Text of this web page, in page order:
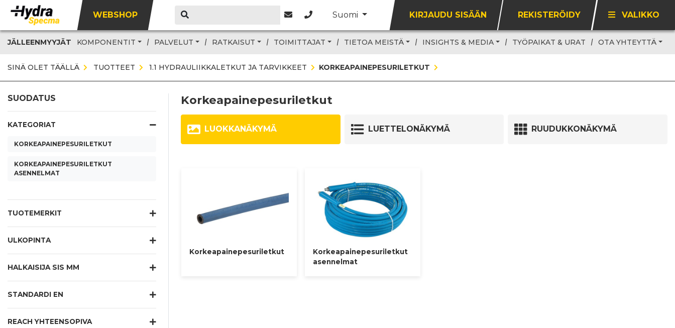
WEBSHOP Suomi KIRJAUDU SISÄÄN REKISTERÖIDY VALIKKO
JÄLLEENMYYJÄT KOMPONENTIT PALVELUT RATKAISUT TOIMITTAJAT TIETOA MEISTÄ INSIGHTS & MEDIA TYÖPAIKAT & URAT OTA YHTEYTTÄ
SINÄ OLET TÄÄLLÄ TUOTTEET 1.1 HYDRAULIIKKALETKUT JA TARVIKKEET KORKEAPAINEPESURILETKUT
SUODATUS
KATEGORIAT
KORKEAPAINEPESURILETKUT
KORKEAPAINEPESURILETKUT
ASENNELMAT
TUOTEMERKIT
ULKOPINTA
HALKAISIJA SIS MM
STANDARDI EN
REACH YHTEENSOPIVA
Korkeapainepesuriletkut
LUOKKANÄKYMÄ LUETTELONÄKYMÄ RUUDUKKONÄKYMÄ
Korkeapainepesuriletkut
Korkeapainepesuriletkut
asennelmat